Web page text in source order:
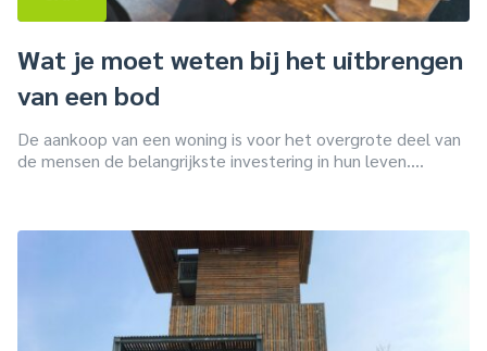
Wat je moet weten bij het uitbrengen
van een bod
De aankoop van een woning is voor het overgrote deel van
de mensen de belangrijkste investering in hun leven....